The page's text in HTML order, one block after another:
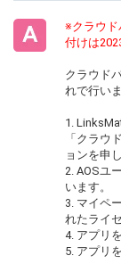
※クラウド
付けは
クラウド
れで行いま
1.
「クラウ
ョンを申
2. AOSユ
います。
3. マイペ
れたライ
4. アプリ
5. アプリ